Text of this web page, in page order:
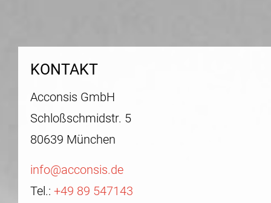
KONTAKT
Acconsis GmbH
Schloßschmidstr. 5
80639 München
info@acconsis.de
Tel.: +49 89 547143